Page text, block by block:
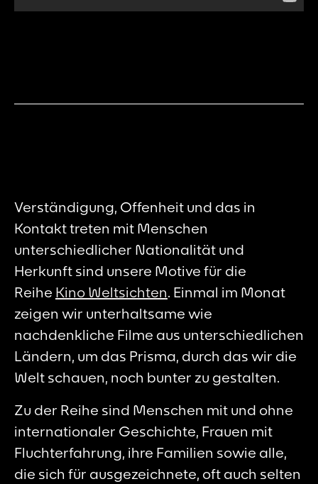
Verständigung, Offenheit und das in
Kontakt treten mit Menschen
unterschiedlicher Nationalität und
Herkunft sind unsere Motive für die
Reihe Kino Weltsichten. Einmal im Monat
zeigen wir unterhaltsame wie
nachdenkliche Filme aus unterschiedlichen
Ländern, um das Prisma, durch das wir die
Welt schauen, noch bunter zu gestalten.
Zu der Reihe sind Menschen mit und ohne
internationaler Geschichte, Frauen mit
Fluchterfahrung, ihre Familien sowie alle,
die sich für ausgezeichnete, oft auch selten